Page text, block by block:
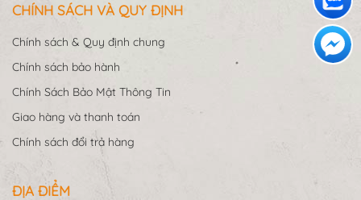
CHÍNH SÁCH VÀ QUY ĐỊNH
Chính sách & Quy định chung
Chính sách bảo hành
Chính Sách Bảo Mật Thông Tin
Giao hàng và thanh toán
Chính sách đổi trả hàng
ĐỊA ĐIỂM